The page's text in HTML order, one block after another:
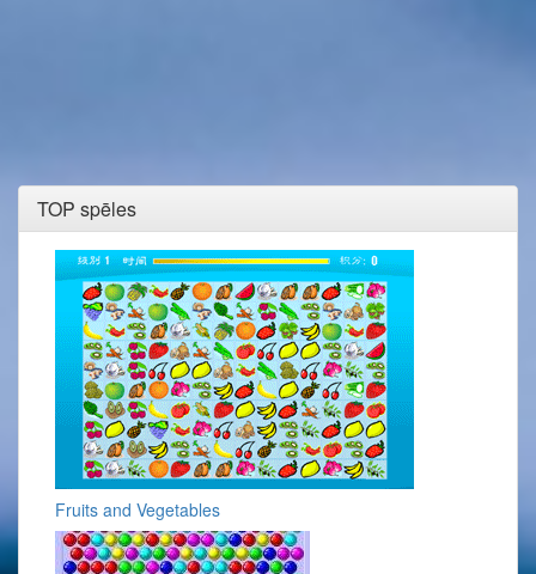
TOP spēles
Fruits and Vegetables